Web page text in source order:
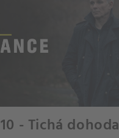
- Tichá dohoda